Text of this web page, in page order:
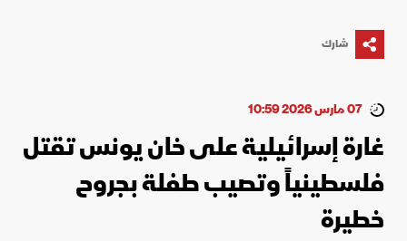
شارك
07 مارس 2026 10:59
غارة إسرائيلية على خان يونس تقتل
فلسطينياً وتصيب طفلة بجروح
خطيرة